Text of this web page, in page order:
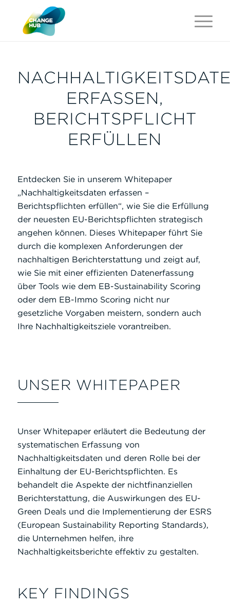
ERFASSEN,
BERICHTSPFLICHT
ERFÜLLEN
Entdecken Sie in unserem Whitepaper
„Nachhaltigkeitsdaten erfassen –
Berichtspflichten erfüllen“, wie Sie die Erfüllung
der neuesten EU-Berichtspflichten strategisch
angehen können. Dieses Whitepaper führt Sie
durch die komplexen Anforderungen der
nachhaltigen Berichterstattung und zeigt auf,
wie Sie mit einer effizienten Datenerfassung
über Tools wie dem EB-Sustainability Scoring
oder dem EB-Immo Scoring nicht nur
gesetzliche Vorgaben meistern, sondern auch
Ihre Nachhaltigkeitsziele vorantreiben.
UNSER WHITEPAPER
Unser Whitepaper erläutert die Bedeutung der
systematischen Erfassung von
Nachhaltigkeitsdaten und deren Rolle bei der
Einhaltung der EU-Berichtspflichten. Es
behandelt die Aspekte der nichtfinanziellen
Berichterstattung, die Auswirkungen des EU-
Green Deals und die Implementierung der ESRS
(European Sustainability Reporting Standards),
die Unternehmen helfen, ihre
Nachhaltigkeitsberichte effektiv zu gestalten.
KEY FINDINGS